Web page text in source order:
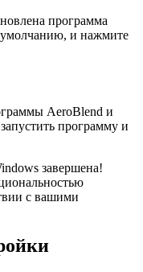
программа
умолчанию, и нажмите
AeroBlend и
программу и
завершена!
с вашими